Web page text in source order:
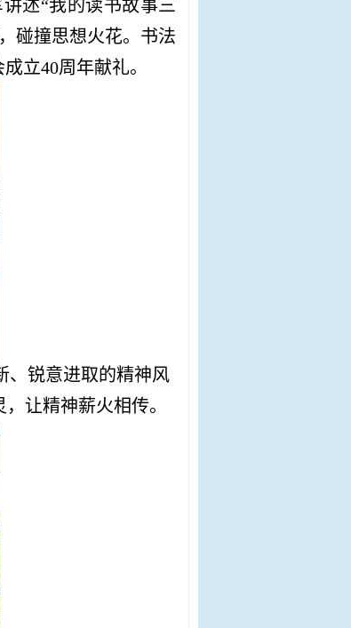
述“我的读书故事三
碰撞思想火花。书法
立40周年献礼。
、锐意进取的精神风
让精神薪火相传。